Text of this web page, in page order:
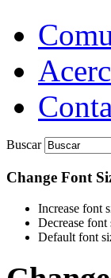
Buscar
Change Font
Increase font
Decrease font
Default font